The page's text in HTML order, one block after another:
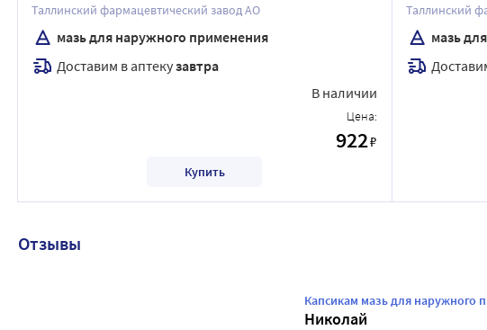
Таллинский фармацевтический завод АО
мазь для наружного применения
Доставим в аптекузавтра
В наличии
Цена:
922₽
Купить
Таллинский
мазь
Отзывы
Капсикам мазь для наружного
Николай